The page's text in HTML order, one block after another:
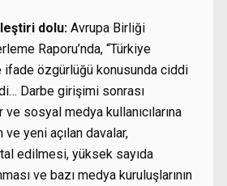
dolu: Avrupa Birliği
Raporu’nda, “Türkiye
ifade özgürlüğü konusunda ciddi
Darbe girişimi sonrası
sosyal medya kullanıcılarına
yeni açılan davalar,
edilmesi, yüksek sayıda
ve bazı medya kuruluşlarının